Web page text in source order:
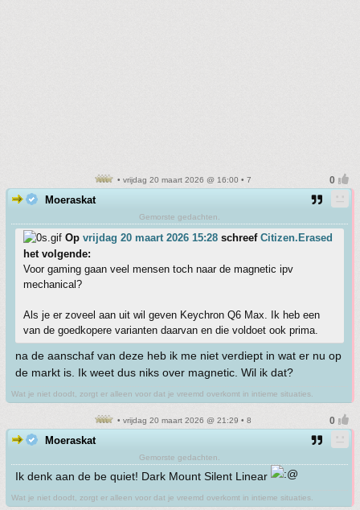
• vrijdag 20 maart 2026 @ 16:00 • 7
Moeraskat
Gemorste gedachten.
Op vrijdag 20 maart 2026 15:28 schreef Citizen.Erased
het volgende:
Voor gaming gaan veel mensen toch naar de magnetic ipv
mechanical?
Als je er zoveel aan uit wil geven Keychron Q6 Max. Ik heb een
van de goedkopere varianten daarvan en die voldoet ook prima.
na de aanschaf van deze heb ik me niet verdiept in wat er nu op
de markt is. Ik weet dus niks over magnetic. Wil ik dat?
Wat je niet doodt, zorgt er alleen voor dat je vreemd overkomt in intieme situaties.
• vrijdag 20 maart 2026 @ 21:29 • 8
Moeraskat
Gemorste gedachten.
Ik denk aan de be quiet! Dark Mount Silent Linear
Wat je niet doodt, zorgt er alleen voor dat je vreemd overkomt in intieme situaties.